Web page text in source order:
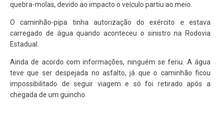
quebra-molas, devido ao impacto o veículo partiu ao meio.
O caminhão-pipa tinha autorização do exército e estava
carregado de água quando aconteceu o sinistro na Rodovia
Estadual.
Ainda de acordo com informações, ninguém se feriu. A água
teve que ser despejada no asfalto, já que o caminhão ficou
impossibilitado de seguir viagem e só foi retirado após a
chegada de um guincho.